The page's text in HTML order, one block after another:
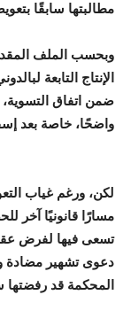
مطالبتها سابقًا بتعويضات
وبحسب الملف
الإنتاج التابعة
ضمن اتفاق التسوية،
واضحًا، خاصة بعد
لكن، ورغم غياب
مسارًا قانونيًا آخر
تسعى فيها لفرض
دعوى تشهير مضادة
المحكمة قد رفضتها